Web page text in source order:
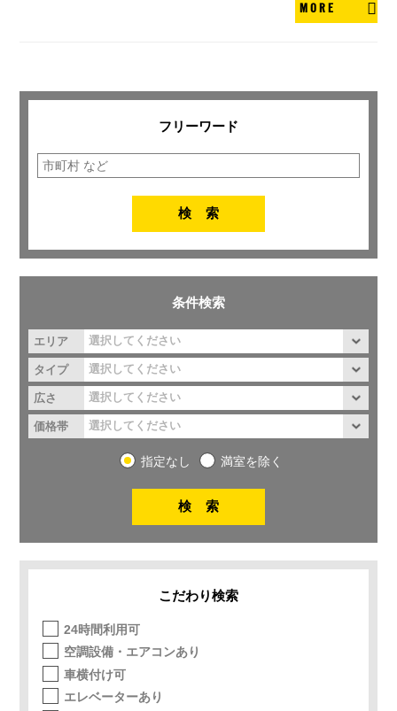
MORE
フリーワード
条件検索
エリア
タイプ
広さ
価格帯
指定なし 満室を除く
こだわり検索
24時間利用可
空調設備・エアコンあり
車横付け可
エレベーターあり